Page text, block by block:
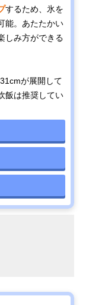
するため、氷を
能。あたたかい
しみ方ができる
が展開して
飯は推奨してい